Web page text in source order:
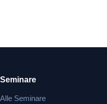
Seminare
Alle Seminare